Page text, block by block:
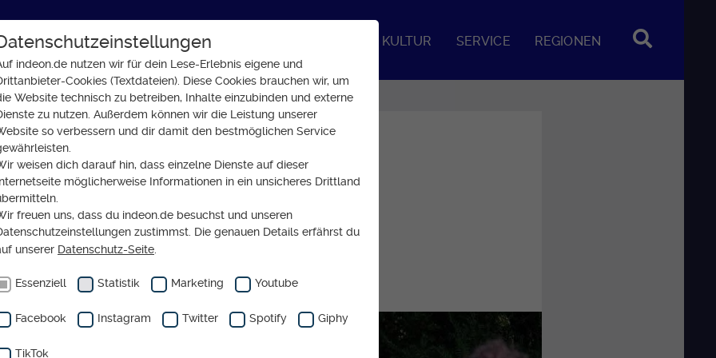
GLAUBE SOZIALES KULTUR SERVICE REGIONEN
und Roma
und Tod bei Sinti und
indeon.de nutzen wir für dein Lese-Erlebnis eigene und
Cookies (Textdateien). Diese Cookies brauchen wir, um
Website technisch zu betreiben, Inhalte einzubinden und externe
zu nutzen. Außerdem können wir die Leistung unserer
so verbessern und dir damit den bestmöglichen Service
weisen dich darauf hin, dass einzelne Dienste auf dieser
möglicherweise Informationen in ein unsicheres Drittland
freuen uns, dass du indeon.de besuchst und unseren
zustimmst. Die genauen Details erfährst du
unserer Datenschutz-Seite
Essenziell Statistik Marketing Youtube
Facebook Instagram Twitter Spotify Giphy
TikTok